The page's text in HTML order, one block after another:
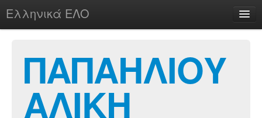
Ελληνικά ΕΛΟ
chesstu.be @ discord
ΠΑΠΑΗΛΙΟΥ
ΑΛΙΚΗ